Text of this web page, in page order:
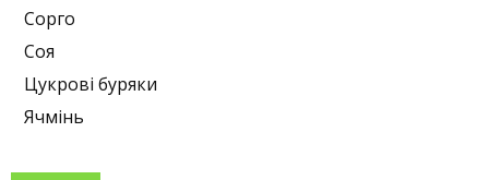
Сорго
Соя
Цукрові буряки
Ячмінь